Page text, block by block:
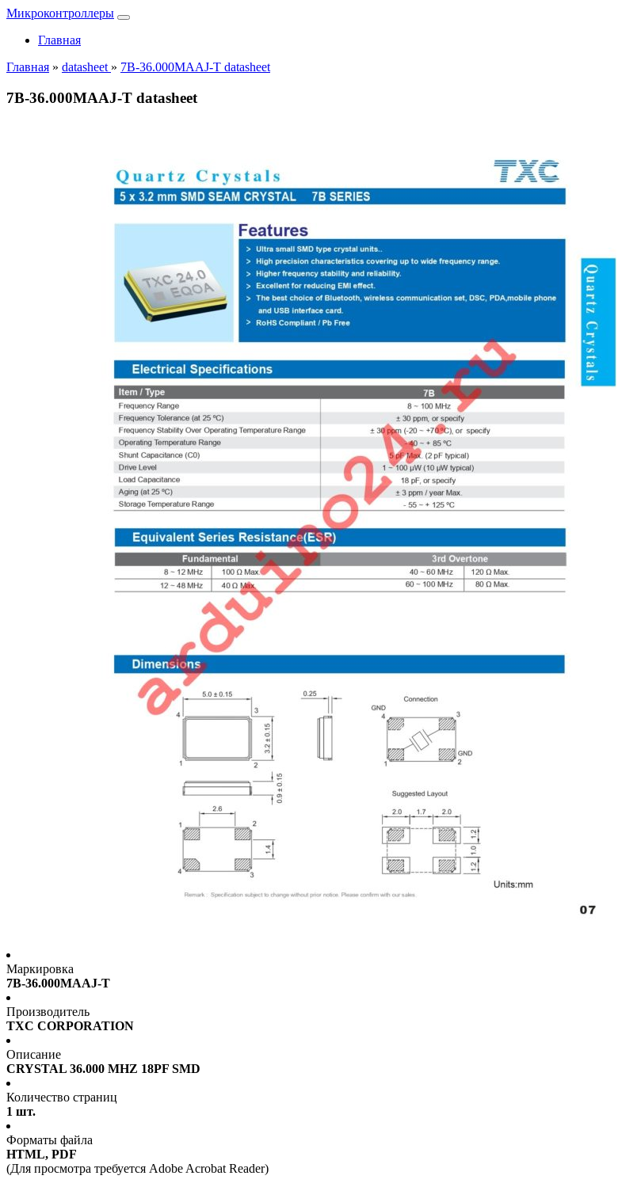
Микроконтроллеры
Главная
Главная » datasheet » 7B-36.000MAAJ-T datasheet
7B-36.000MAAJ-T datasheet
Маркировка
7B-36.000MAAJ-T
Производитель
TXC CORPORATION
Описание
CRYSTAL 36.000 MHZ 18PF SMD
Количество страниц
1 шт.
Форматы файла
HTML, PDF
(Для просмотра требуется Adobe Acrobat Reader)